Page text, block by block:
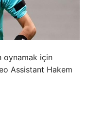
oynamak için
Assistant Hakem